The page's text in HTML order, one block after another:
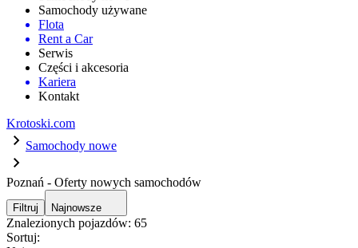
Samochody używane
Flota
Rent a Car
Serwis
Części i akcesoria
Kariera
Kontakt
Krotoski.com
Samochody nowe
Poznań - Oferty nowych samochodów
Filtruj Najnowsze
Znalezionych pojazdów: 65
Sortuj: